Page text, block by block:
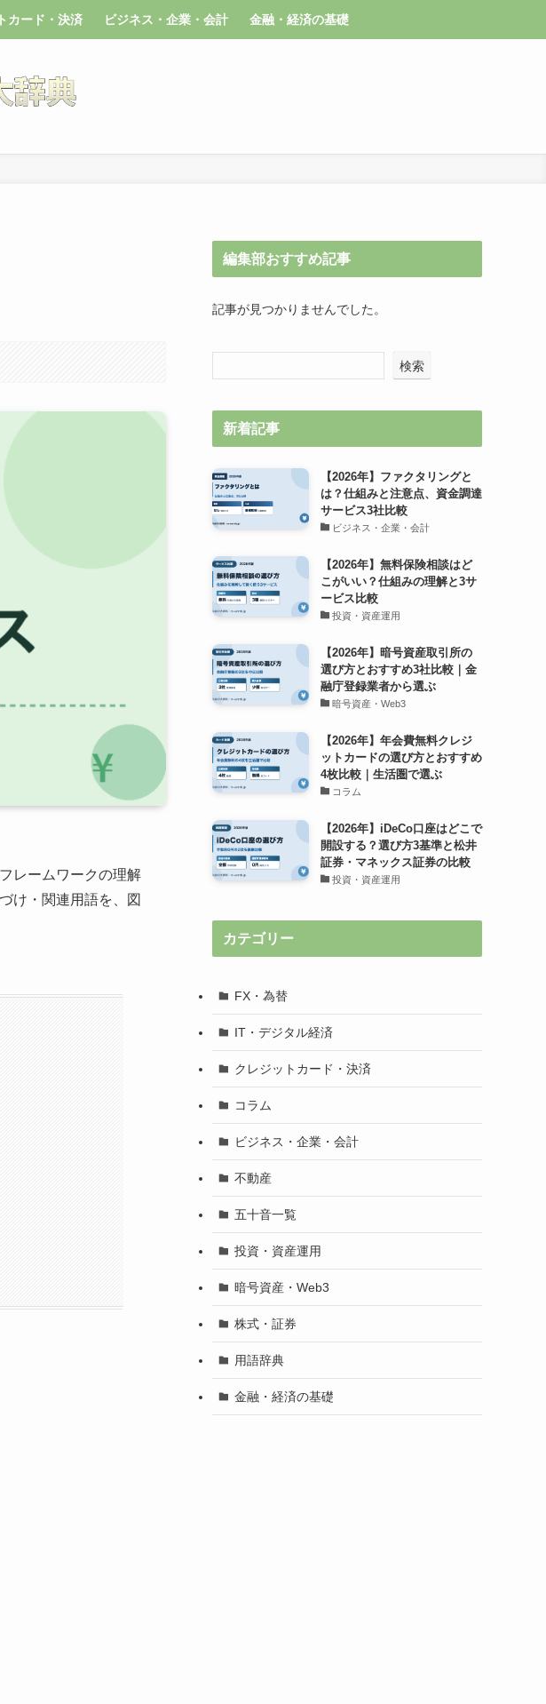
カード・決済 ビジネス・企業・会計 金融・経済の基礎
レームワークの理解
け・関連用語を、図
編集部おすすめ記事
記事が見つかりませんでした。
検索
新着記事
【2026年】ファクタリングと
は？仕組みと注意点、資金調達
サービス3社比較
ビジネス・企業・会計
【2026年】無料保険相談はど
こがいい？仕組みの理解と3サ
ービス比較
投資・資産運用
【2026年】暗号資産取引所の
選び方とおすすめ3社比較｜金
融庁登録業者から選ぶ
暗号資産・Web3
【2026年】年会費無料クレジ
ットカードの選び方とおすすめ
4枚比較｜生活圏で選ぶ
コラム
【2026年】iDeCo口座はどこで
開設する？選び方3基準と松井
証券・マネックス証券の比較
投資・資産運用
カテゴリー
FX・為替
IT・デジタル経済
クレジットカード・決済
コラム
ビジネス・企業・会計
不動産
五十音一覧
投資・資産運用
暗号資産・Web3
株式・証券
用語辞典
金融・経済の基礎